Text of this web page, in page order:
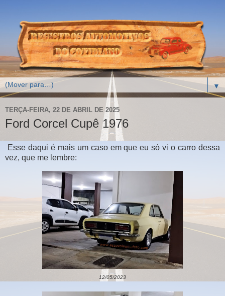
▼
TERÇA-FEIRA, 22 DE ABRIL DE 2025
Ford Corcel Cupê 1976
Esse daqui é mais um caso em que eu só vi o carro dessa
vez, que me lembre:
12/05/2023